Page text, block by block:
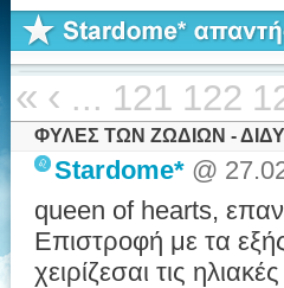
« ‹ ... 121 122
ΦΥΛΕΣ ΤΩΝ ΖΩΔΙΩΝ -
Stardome* @
queen of hearts,
Επιστροφή με τα
χειρίζεσαι τις